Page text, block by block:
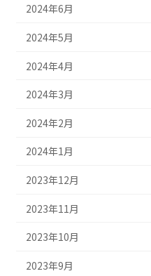
2024年6月
2024年5月
2024年4月
2024年3月
2024年2月
2024年1月
2023年12月
2023年11月
2023年10月
2023年9月